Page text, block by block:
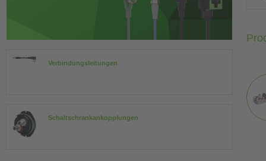
Verbindungsleitungen
Schaltschrankankopplungen